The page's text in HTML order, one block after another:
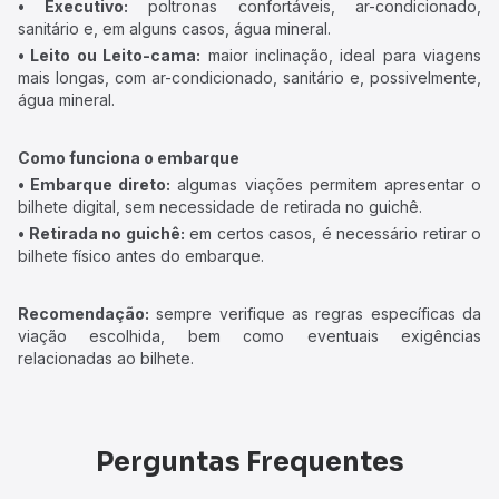
• Executivo: poltronas confortáveis, ar-condicionado,
sanitário e, em alguns casos, água mineral.
• Leito ou Leito-cama: maior inclinação, ideal para viagens
mais longas, com ar-condicionado, sanitário e, possivelmente,
água mineral.
Como funciona o embarque
• Embarque direto: algumas viações permitem apresentar o
bilhete digital, sem necessidade de retirada no guichê.
• Retirada no guichê: em certos casos, é necessário retirar o
bilhete físico antes do embarque.
Recomendação: sempre verifique as regras específicas da
viação escolhida, bem como eventuais exigências
relacionadas ao bilhete.
Perguntas Frequentes